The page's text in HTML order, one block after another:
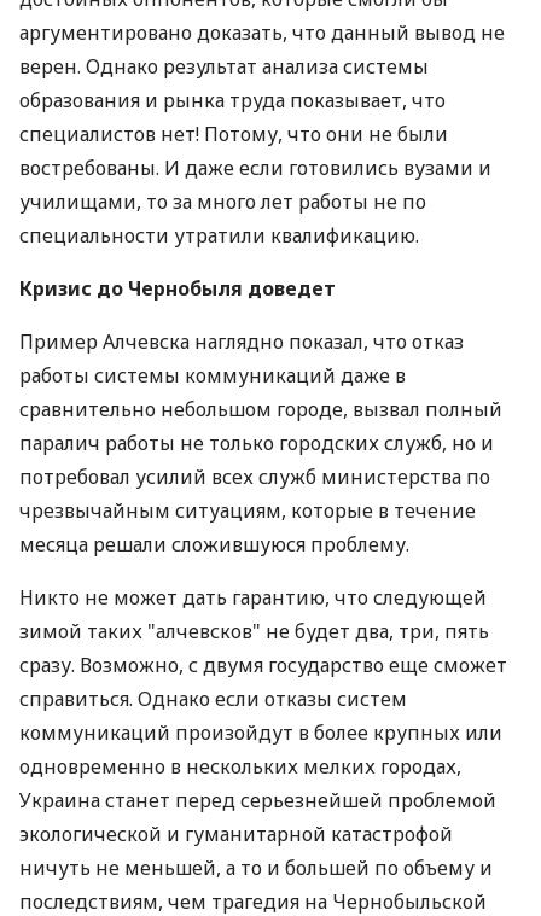
аргументировано доказать, что данный вывод не
верен. Однако результат анализа системы
образования и рынка труда показывает, что
специалистов нет! Потому, что они не были
востребованы. И даже если готовились вузами и
училищами, то за много лет работы не по
специальности утратили квалификацию.
Кризис до Чернобыля доведет
Пример Алчевска наглядно показал, что отказ
работы системы коммуникаций даже в
сравнительно небольшом городе, вызвал полный
паралич работы не только городских служб, но и
потребовал усилий всех служб министерства по
чрезвычайным ситуациям, которые в течение
месяца решали сложившуюся проблему.
Никто не может дать гарантию, что следующей
зимой таких "алчевсков" не будет два, три, пять
сразу. Возможно, с двумя государство еще сможет
справиться. Однако если отказы систем
коммуникаций произойдут в более крупных или
одновременно в нескольких мелких городах,
Украина станет перед серьезнейшей проблемой
экологической и гуманитарной катастрофой
ничуть не меньшей, а то и большей по объему и
последствиям, чем трагедия на Чернобыльской